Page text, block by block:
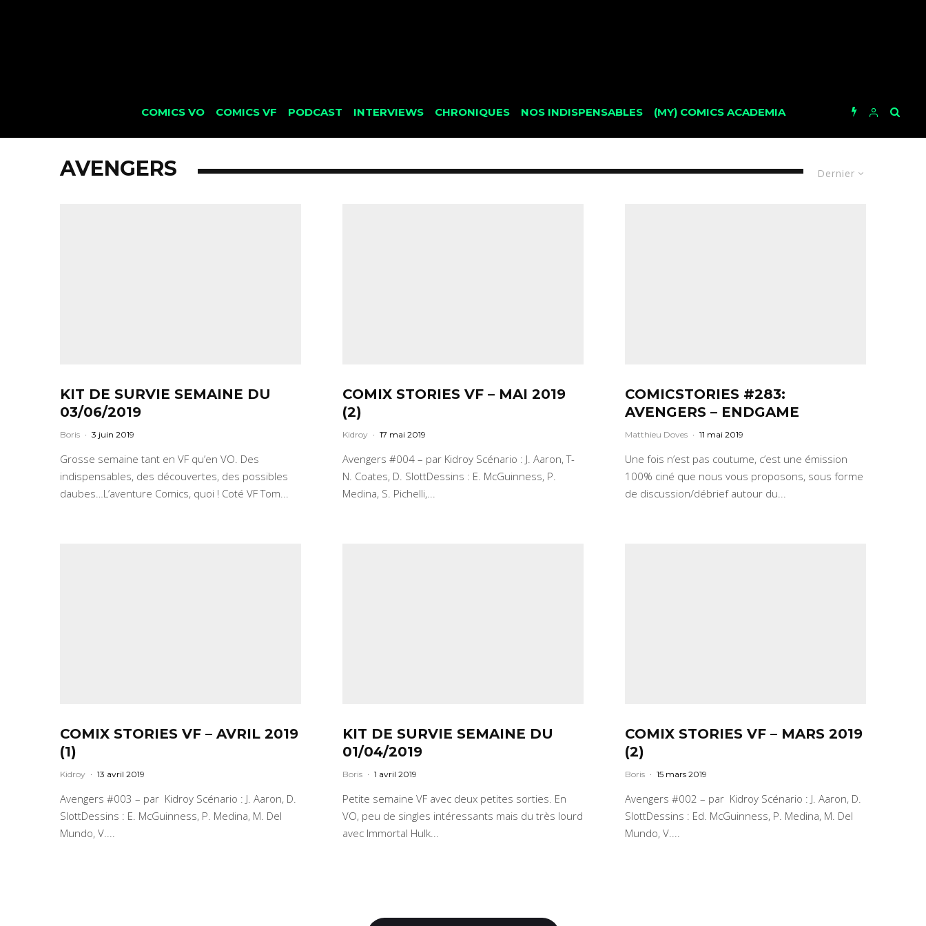
COMICS VO COMICS VF PODCAST INTERVIEWS CHRONIQUES NOS INDISPENSABLES (MY) COMICS ACADEMIA
Dernier
AVENGERS
KIT DE SURVIE SEMAINE DU
03/06/2019
Boris · 3 juin 2019
Grosse semaine tant en VF qu’en VO. Des
indispensables, des découvertes, des possibles
daubes…L’aventure Comics, quoi ! Coté VF Tom...
COMIX STORIES VF – MAI 2019
(2)
Kidroy · 17 mai 2019
Avengers #004 – par Kidroy Scénario : J. Aaron, T-
N. Coates, D. SlottDessins : E. McGuinness, P.
Medina, S. Pichelli,...
COMICSTORIES #283:
AVENGERS – ENDGAME
Matthieu Doves · 11 mai 2019
Une fois n’est pas coutume, c’est une émission
100% ciné que nous vous proposons, sous forme
de discussion/débrief autour du...
COMIX STORIES VF – AVRIL 2019
(1)
Kidroy · 13 avril 2019
Avengers #003 – par Kidroy Scénario : J. Aaron, D.
SlottDessins : E. McGuinness, P. Medina, M. Del
Mundo, V....
KIT DE SURVIE SEMAINE DU
01/04/2019
Boris · 1 avril 2019
Petite semaine VF avec deux petites sorties. En
VO, peu de singles intéressants mais du très lourd
avec Immortal Hulk...
COMIX STORIES VF – MARS 2019
(2)
Boris · 15 mars 2019
Avengers #002 – par Kidroy Scénario : J. Aaron, D.
SlottDessins : Ed. McGuinness, P. Medina, M. Del
Mundo, V....